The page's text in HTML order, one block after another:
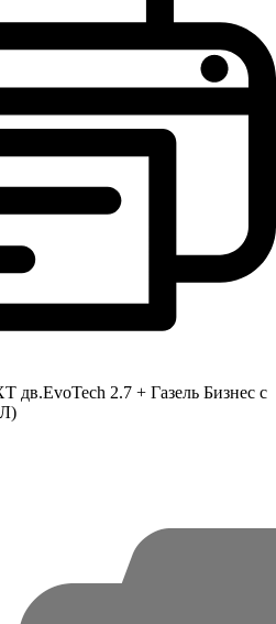
дв.EvoTech 2.7 + Газель Бизнес с